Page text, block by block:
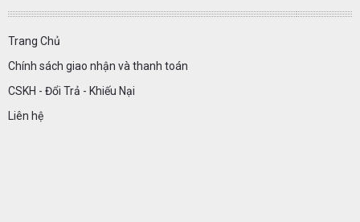
Trang Chủ
Chính sách giao nhận và thanh toán
CSKH - Đổi Trả - Khiếu Nại
Liên hệ